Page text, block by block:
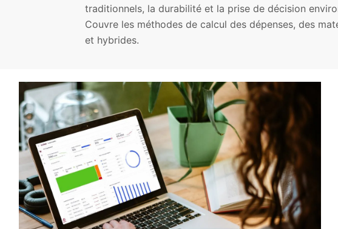
traditionnels, la durabilité et la prise de décision
Couvre les méthodes de calcul des dépenses, des
et hybrides.